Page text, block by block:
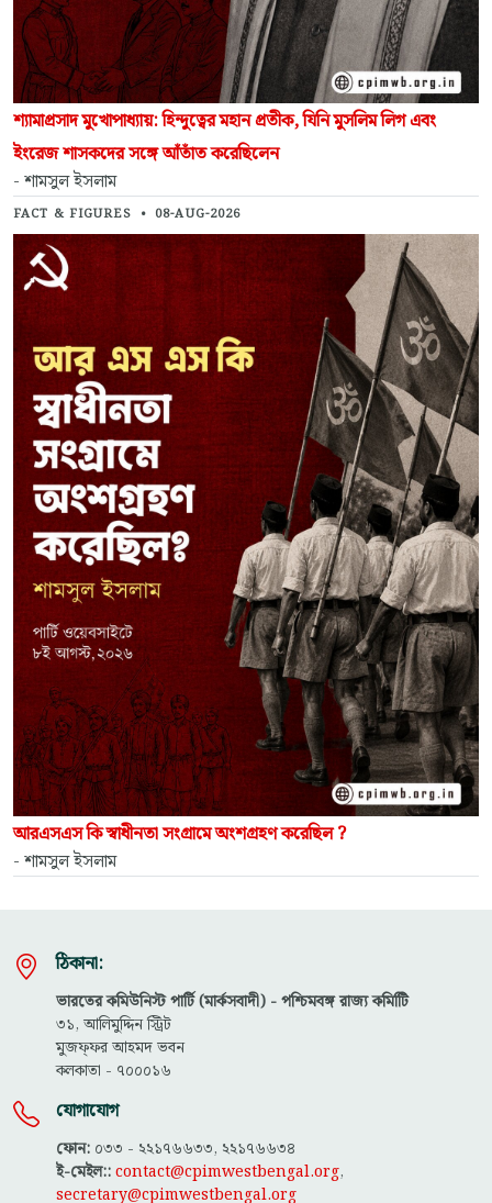
শ্যামাপ্রসাদ মুখোপাধ্যায়: হিন্দুত্বের মহান প্রতীক, যিনি মুসলিম লিগ এবং
ইংরেজ শাসকদের সঙ্গে আঁতাঁত করেছিলেন
- শামসুল ইসলাম
FACT & FIGURES • 08-AUG-2026
আরএসএস কি স্বাধীনতা সংগ্রামে অংশগ্রহণ করেছিল ?
- শামসুল ইসলাম
ঠিকানা:
ভারতের কমিউনিস্ট পার্টি (মার্কসবাদী) - পশ্চিমবঙ্গ রাজ্য কমিটিি
৩১, আলিমুদ্দিন স্ট্রিট
মুজফ্ফ‌র আহমদ ভবন
কলকাতা - ৭০০০১৬
যোগাযোগ
ফোন: ০৩৩ - ২২১৭৬৬৩৩, ২২১৭৬৬৩৪
ই-মেইল::contact@cpimwestbengal.org,
secretary@cpimwestbengal.org